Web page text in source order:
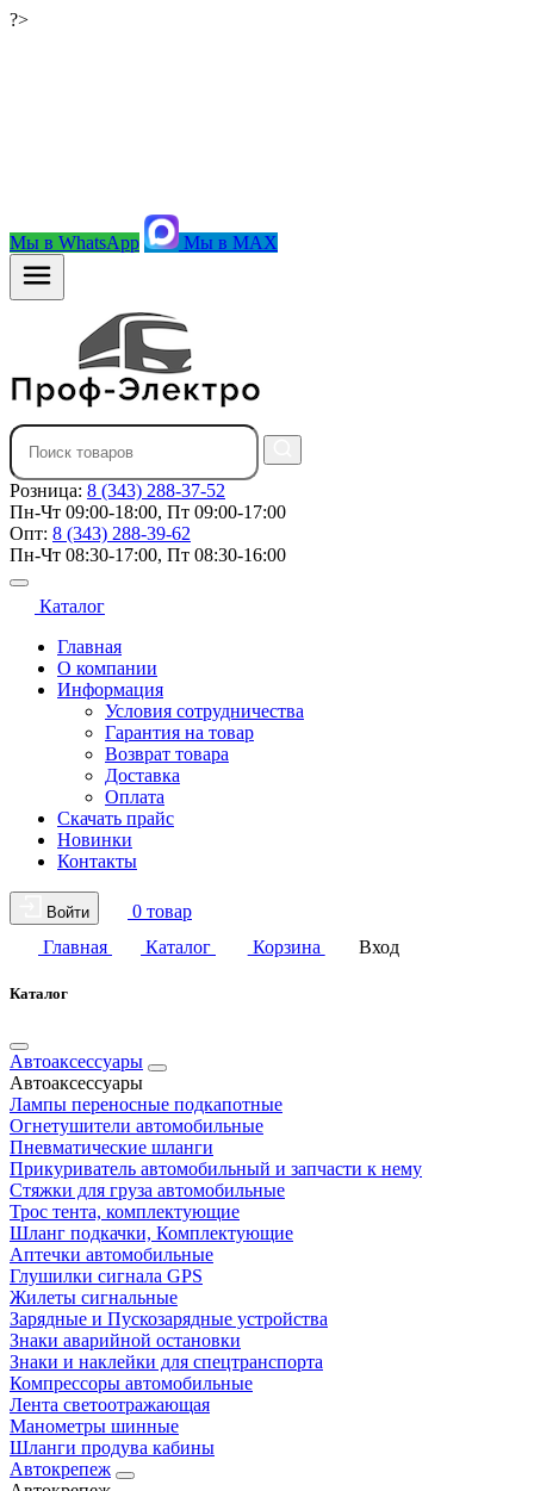
?>
Мы в WhatsApp Мы в MAX
Розница: 8 (343) 288-37-52
Пн-Чт 09:00-18:00, Пт 09:00-17:00
Опт: 8 (343) 288-39-62
Пн-Чт 08:30-17:00, Пт 08:30-16:00
Каталог
Главная
О компании
Информация
Условия сотрудничества
Гарантия на товар
Возврат товара
Доставка
Оплата
Скачать прайс
Новинки
Контакты
Войти
0 товар
Главная
Каталог Корзина Вход
Каталог
Автоаксессуары
Автоаксессуары
Лампы переносные подкапотные
Огнетушители автомобильные
Пневматические шланги
Прикуриватель автомобильный и запчасти к нему
Стяжки для груза автомобильные
Трос тента, комплектующие
Шланг подкачки, Комплектующие
Аптечки автомобильные
Глушилки сигнала GPS
Жилеты сигнальные
Зарядные и Пускозарядные устройства
Знаки аварийной остановки
Знаки и наклейки для спецтранспорта
Компрессоры автомобильные
Лента светоотражающая
Манометры шинные
Шланги продува кабины
Автокрепеж